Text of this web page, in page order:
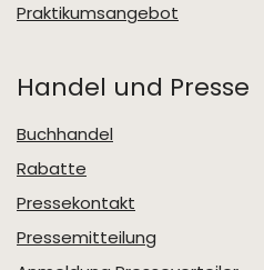
Praktikumsangebot
Handel und Presse
Buchhandel
Rabatte
Pressekontakt
Pressemitteilung